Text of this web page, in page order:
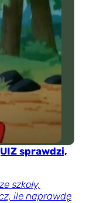
sprawdzi,
szkoły,
ile naprawdę